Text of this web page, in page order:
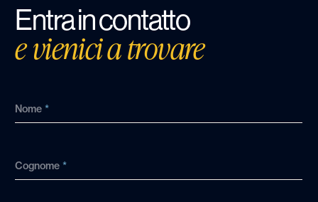
Entra in contatto
e vienici a trovare
Nome*
Cognome*